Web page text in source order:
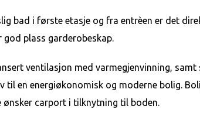
bad i første etasje og fra entrèen er det
plass garderobeskap.
ventilasjon med varmegjenvinning,
til en energiøkonomisk og moderne bolig.
ønsker carport i tilknytning til boden.